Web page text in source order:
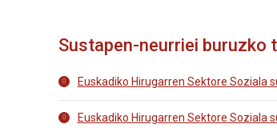
Sustapen-neurriei buruzko
Euskadiko Hirugarren Sektore Soziala
Euskadiko Hirugarren Sektore Soziala